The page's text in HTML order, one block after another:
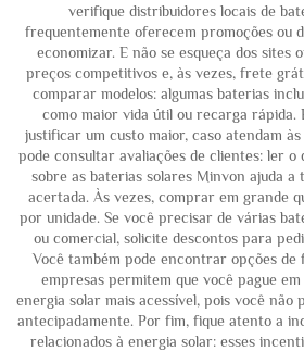
verifique distribuidores locais de
frequentemente oferecem promoções ou
economizar. E não se esqueça dos sites
preços competitivos e, às vezes, frete
comparar modelos: algumas baterias
como maior vida útil ou recarga rápida.
justificar um custo maior, caso atendam às
pode consultar avaliações de clientes: ler o
sobre as baterias solares Minvon ajuda a
acertada. Às vezes, comprar em grande
por unidade. Se você precisar de várias
ou comercial, solicite descontos para
Você também pode encontrar opções de
empresas permitem que você pague
energia solar mais acessível, pois você
antecipadamente. Por fim, fique atento a
relacionados à energia solar: esses